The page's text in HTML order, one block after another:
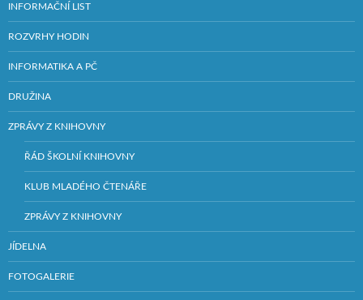
INFORMAČNÍ LIST
ROZVRHY HODIN
INFORMATIKA A PČ
DRUŽINA
ZPRÁVY Z KNIHOVNY
ŘÁD ŠKOLNÍ KNIHOVNY
KLUB MLADÉHO ČTENÁŘE
ZPRÁVY Z KNIHOVNY
JÍDELNA
FOTOGALERIE